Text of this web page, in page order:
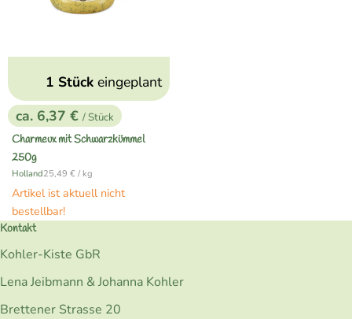
, Preis:
ca. 6,37 € / Stück
Charmeux mit Schwarzkümmel
250g
, Herkunft:
Holland, Referenzpreis:
25,49 € / kg
Artikel ist aktuell nicht
bestellbar!
1 Stückeingeplant
Kontakt
Kohler-Kiste GbR
Lena Jeibmann & Johanna Kohler
Brettener Strasse 20